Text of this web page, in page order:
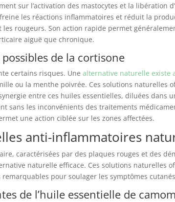
sur l’activation des mastocytes et la libération
les réactions inflammatoires et réduit la
rougeurs. Son action rapide permet
aiguë que chronique.
de la cortisone
certains risques. Unealternative naturelle existe
ou la menthe poivrée. Ces solutions naturelles
entre ces huiles essentielles, diluées dans
sans les inconvénients des traitements
une action ciblée sur les zones affectées.
anti-inflammatoires
caractérisées par des plaques rouges et des
naturelle efficace. Ces solutions naturelles
pour soulager les symptômes
de l’huile essentielle de